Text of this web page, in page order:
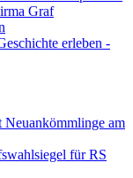
Graf
erleben -
Neuankömmlinge am
für RS